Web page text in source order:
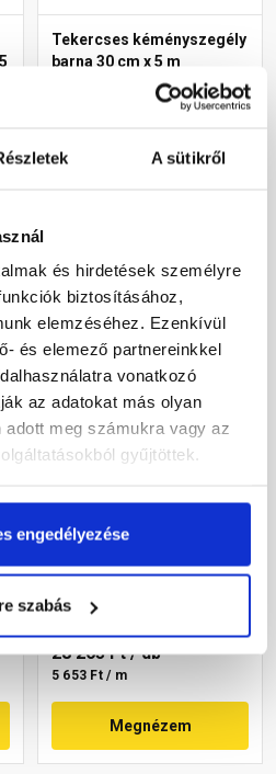
A sütikről
és hirdetések személyre
biztosításához,
elemzéséhez. Ezenkívül
és elemező partnereinkkel
vonatkozó
az adatokat más olyan
meg számukra vagy az
gyűjtöttek.
engedélyezése
szabás
Tekercses kéményszegély
barna 30 cm x 5 m
Top-Flex Pro kémény- és
falszegély antracit 30 cm x
28 265 Ft/ db
5 653 Ft / m
Megnézem